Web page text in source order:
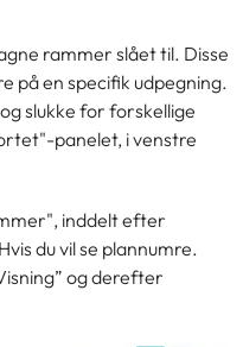
rammer slået til. Disse
på en specifik udpegning.
slukke for forskellige
panelet, i venstre
inddelt efter
du vil se plannumre.
og derefter